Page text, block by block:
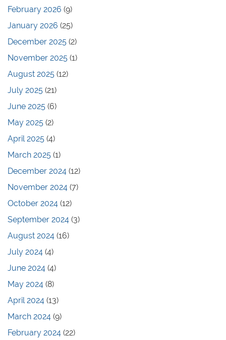
February 2026 (9)
January 2026 (25)
December 2025 (2)
November 2025 (1)
August 2025 (12)
July 2025 (21)
June 2025 (6)
May 2025 (2)
April 2025 (4)
March 2025 (1)
December 2024 (12)
November 2024 (7)
October 2024 (12)
September 2024 (3)
August 2024 (16)
July 2024 (4)
June 2024 (4)
May 2024 (8)
April 2024 (13)
March 2024 (9)
February 2024 (22)